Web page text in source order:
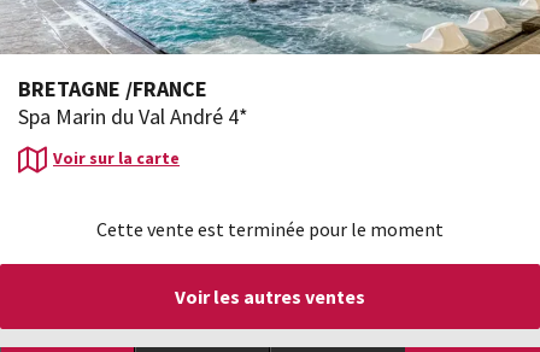
Cette vente est terminée pour le moment
Voir les autres ventes
BRETAGNE /FRANCE
Spa Marin du Val André 4*
Voir sur la carte